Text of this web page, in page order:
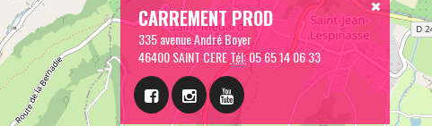
CARREMENT PROD
335 avenue André Boyer
46400 SAINT CERETél:05 65 14 06 33